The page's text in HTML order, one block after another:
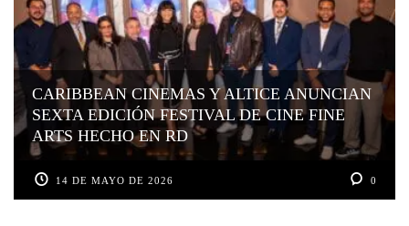
CARIBBEAN CINEMAS Y ALTICE ANUNCIAN
SEXTA EDICIÓN FESTIVAL DE CINE FINE
ARTS HECHO EN RD
14 DE MAYO DE 2026 0